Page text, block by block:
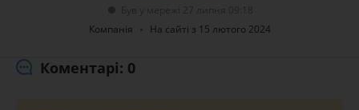
Компанія
На сайті з 15 лютого 2024
Коментарі: 0